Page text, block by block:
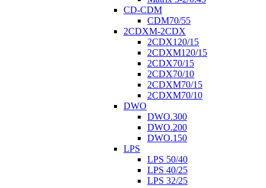
CD-CDM
CDM70/55
2CDXM-2CDX
2CDX120/15
2CDXM120/15
2CDX70/15
2CDX70/10
2CDXM70/15
2CDXM70/10
DWO
DWO.300
DWO.200
DWO.150
LPS
LPS 50/40
LPS 40/25
LPS 32/25